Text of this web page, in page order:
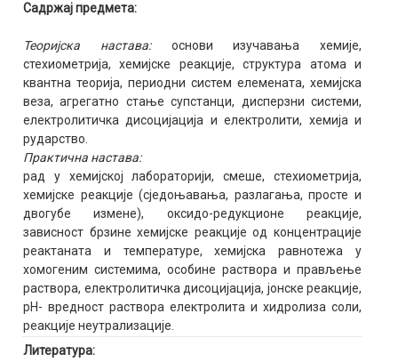
Садржај предмета:
Теоријска настава: основи изучавања хемије,
стехиометрија, хемијске реакције, структура атома и
квантна теорија, периодни систем елемената, хемијска
веза, агрегатно стање супстанци, дисперзни системи,
електролитичка дисоцијација и електролити, хемија и
рударство.
Практична настава:
рад у хемијској лабораторији, смеше, стехиометрија,
хемијске реакције (сједоњавања, разлагања, просте и
двогубе измене), оксидо-редукционе реакције,
зависност брзине хемијске реакције од концентрације
реактаната и температуре, хемијска равнотежа у
хомогеним системима, особине раствора и прављење
раствора, електролитичка дисоцијација, јонске реакције,
pH- вредност раствора електролита и хидролиза соли,
реакције неутрализације.
Литература: